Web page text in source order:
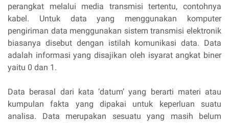
perangkat melalui media transmisi tertentu, contohnya
kabel. Untuk data yang menggunakan komputer
pengiriman data menggunakan sistem transmisi elektronik
biasanya disebut dengan istilah komunikasi data. Data
adalah informasi yang disajikan oleh isyarat angkat biner
yaitu 0 dan 1.
Data berasal dari kata ‘datum’ yang berarti materi atau
kumpulan fakta yang dipakai untuk keperluan suatu
analisa. Data merupakan sesuatu yang masih belum